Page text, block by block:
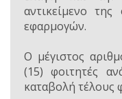
αντικείμενο
εφαρμογών.
Ο μέγιστος
(15) φοιτητές
καταβολή τέλους